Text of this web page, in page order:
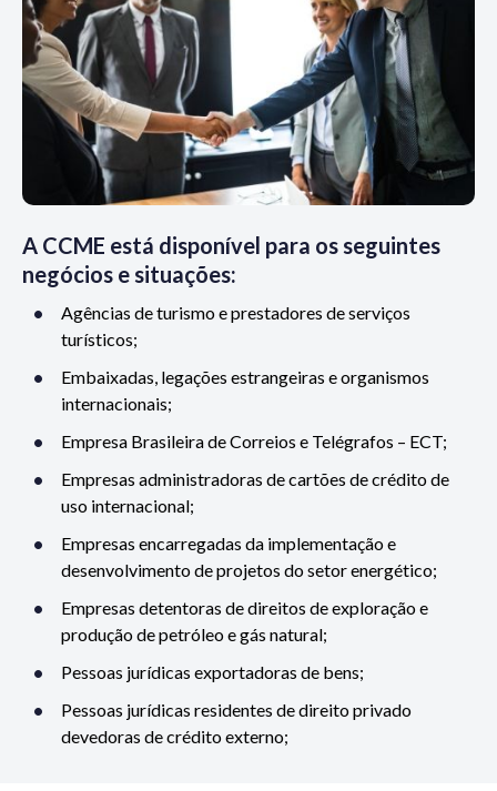
A CCME está disponível para os seguintes
negócios e situações:
Agências de turismo e prestadores de serviços
turísticos;
Embaixadas, legações estrangeiras e organismos
internacionais;
Empresa Brasileira de Correios e Telégrafos – ECT;
Empresas administradoras de cartões de crédito de
uso internacional;
Empresas encarregadas da implementação e
desenvolvimento de projetos do setor energético;
Empresas detentoras de direitos de exploração e
produção de petróleo e gás natural;
Pessoas jurídicas exportadoras de bens;
Pessoas jurídicas residentes de direito privado
devedoras de crédito externo;